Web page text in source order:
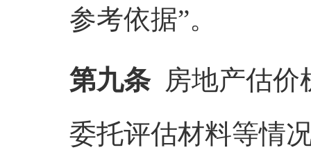
参考依据”。
第九条 房地产估价
委托评估材料等情